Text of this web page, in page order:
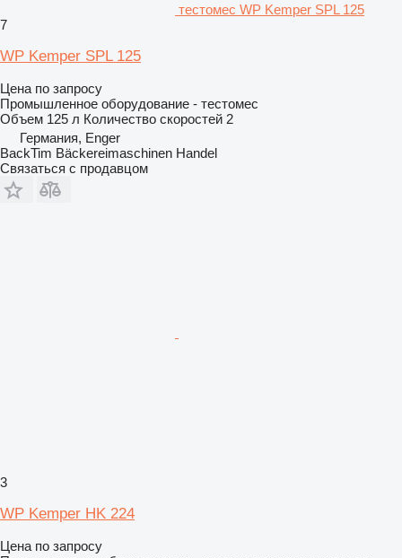
тестомес WP Kemper SPL 125
7
WP Kemper SPL 125
Цена по запросу
Промышленное оборудование - тестомес
Объем 125 л Количество скоростей 2
Германия, Enger
BackTim Bäckereimaschinen Handel
Связаться с продавцом
3
WP Kemper HK 224
Цена по запросу